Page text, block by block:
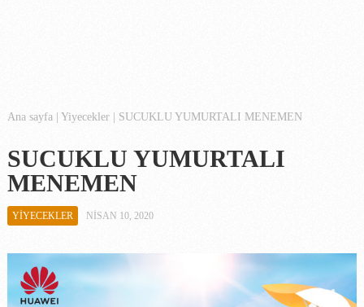
Ana sayfa | Yiyecekler| SUCUKLU YUMURTALI MENEMEN
SUCUKLU YUMURTALI
MENEMEN
YIYECEKLER NISAN 10, 2020